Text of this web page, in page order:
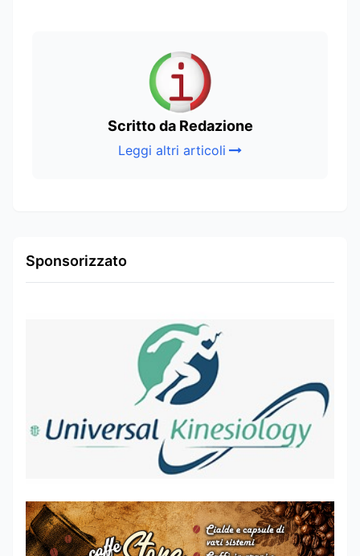
Scritto da Redazione
Leggi altri articoli
Sponsorizzato